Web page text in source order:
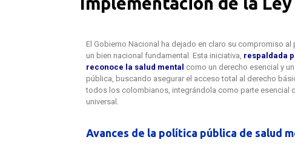
El Gobierno Nacional ha dejado en claro su compromiso
un bien nacional fundamental. Esta iniciativa, respaldada
reconoce la salud mental como un derecho esencial y
pública, buscando asegurar el acceso total al derecho
todos los colombianos, integrándola como parte esencial
universal.
Avances de la política pública de salud